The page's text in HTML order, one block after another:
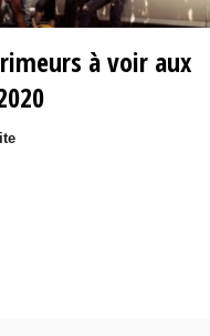
à voir aux